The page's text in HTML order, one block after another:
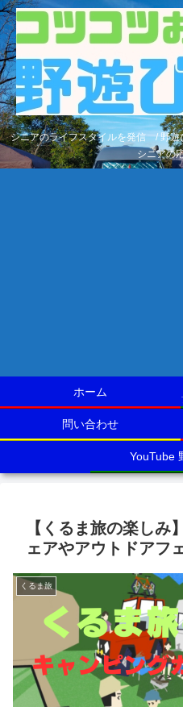
シニアのライフスタイルを発信 / 野遊
シニアの
ホーム
問い合わせ
YouTube
【くるま旅の楽しみ
ェアやアウトドアフ
くるま旅